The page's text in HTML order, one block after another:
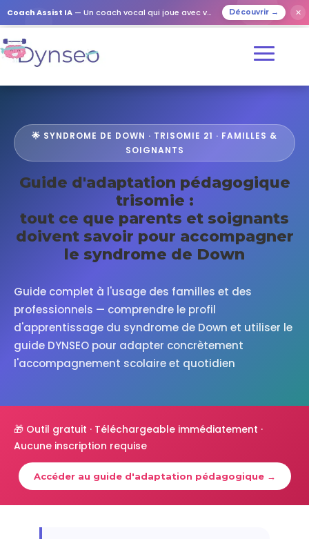
Coach Assist IA — Un coach vocal qui joue avec vos proches Découvrir → ✕
🌟 SYNDROME DE DOWN · TRISOMIE 21 · FAMILLES &
SOIGNANTS
Guide d'adaptation pédagogique
trisomie :
tout ce que parents et soignants
doivent savoir pour accompagner
le syndrome de Down
Guide complet à l'usage des familles et des
professionnels — comprendre le profil
d'apprentissage du syndrome de Down et utiliser le
guide DYNSEO pour adapter concrètement
l'accompagnement scolaire et quotidien
🎁 Outil gratuit · Téléchargeable immédiatement ·
Aucune inscription requise
Accéder au guide d'adaptation pédagogique →